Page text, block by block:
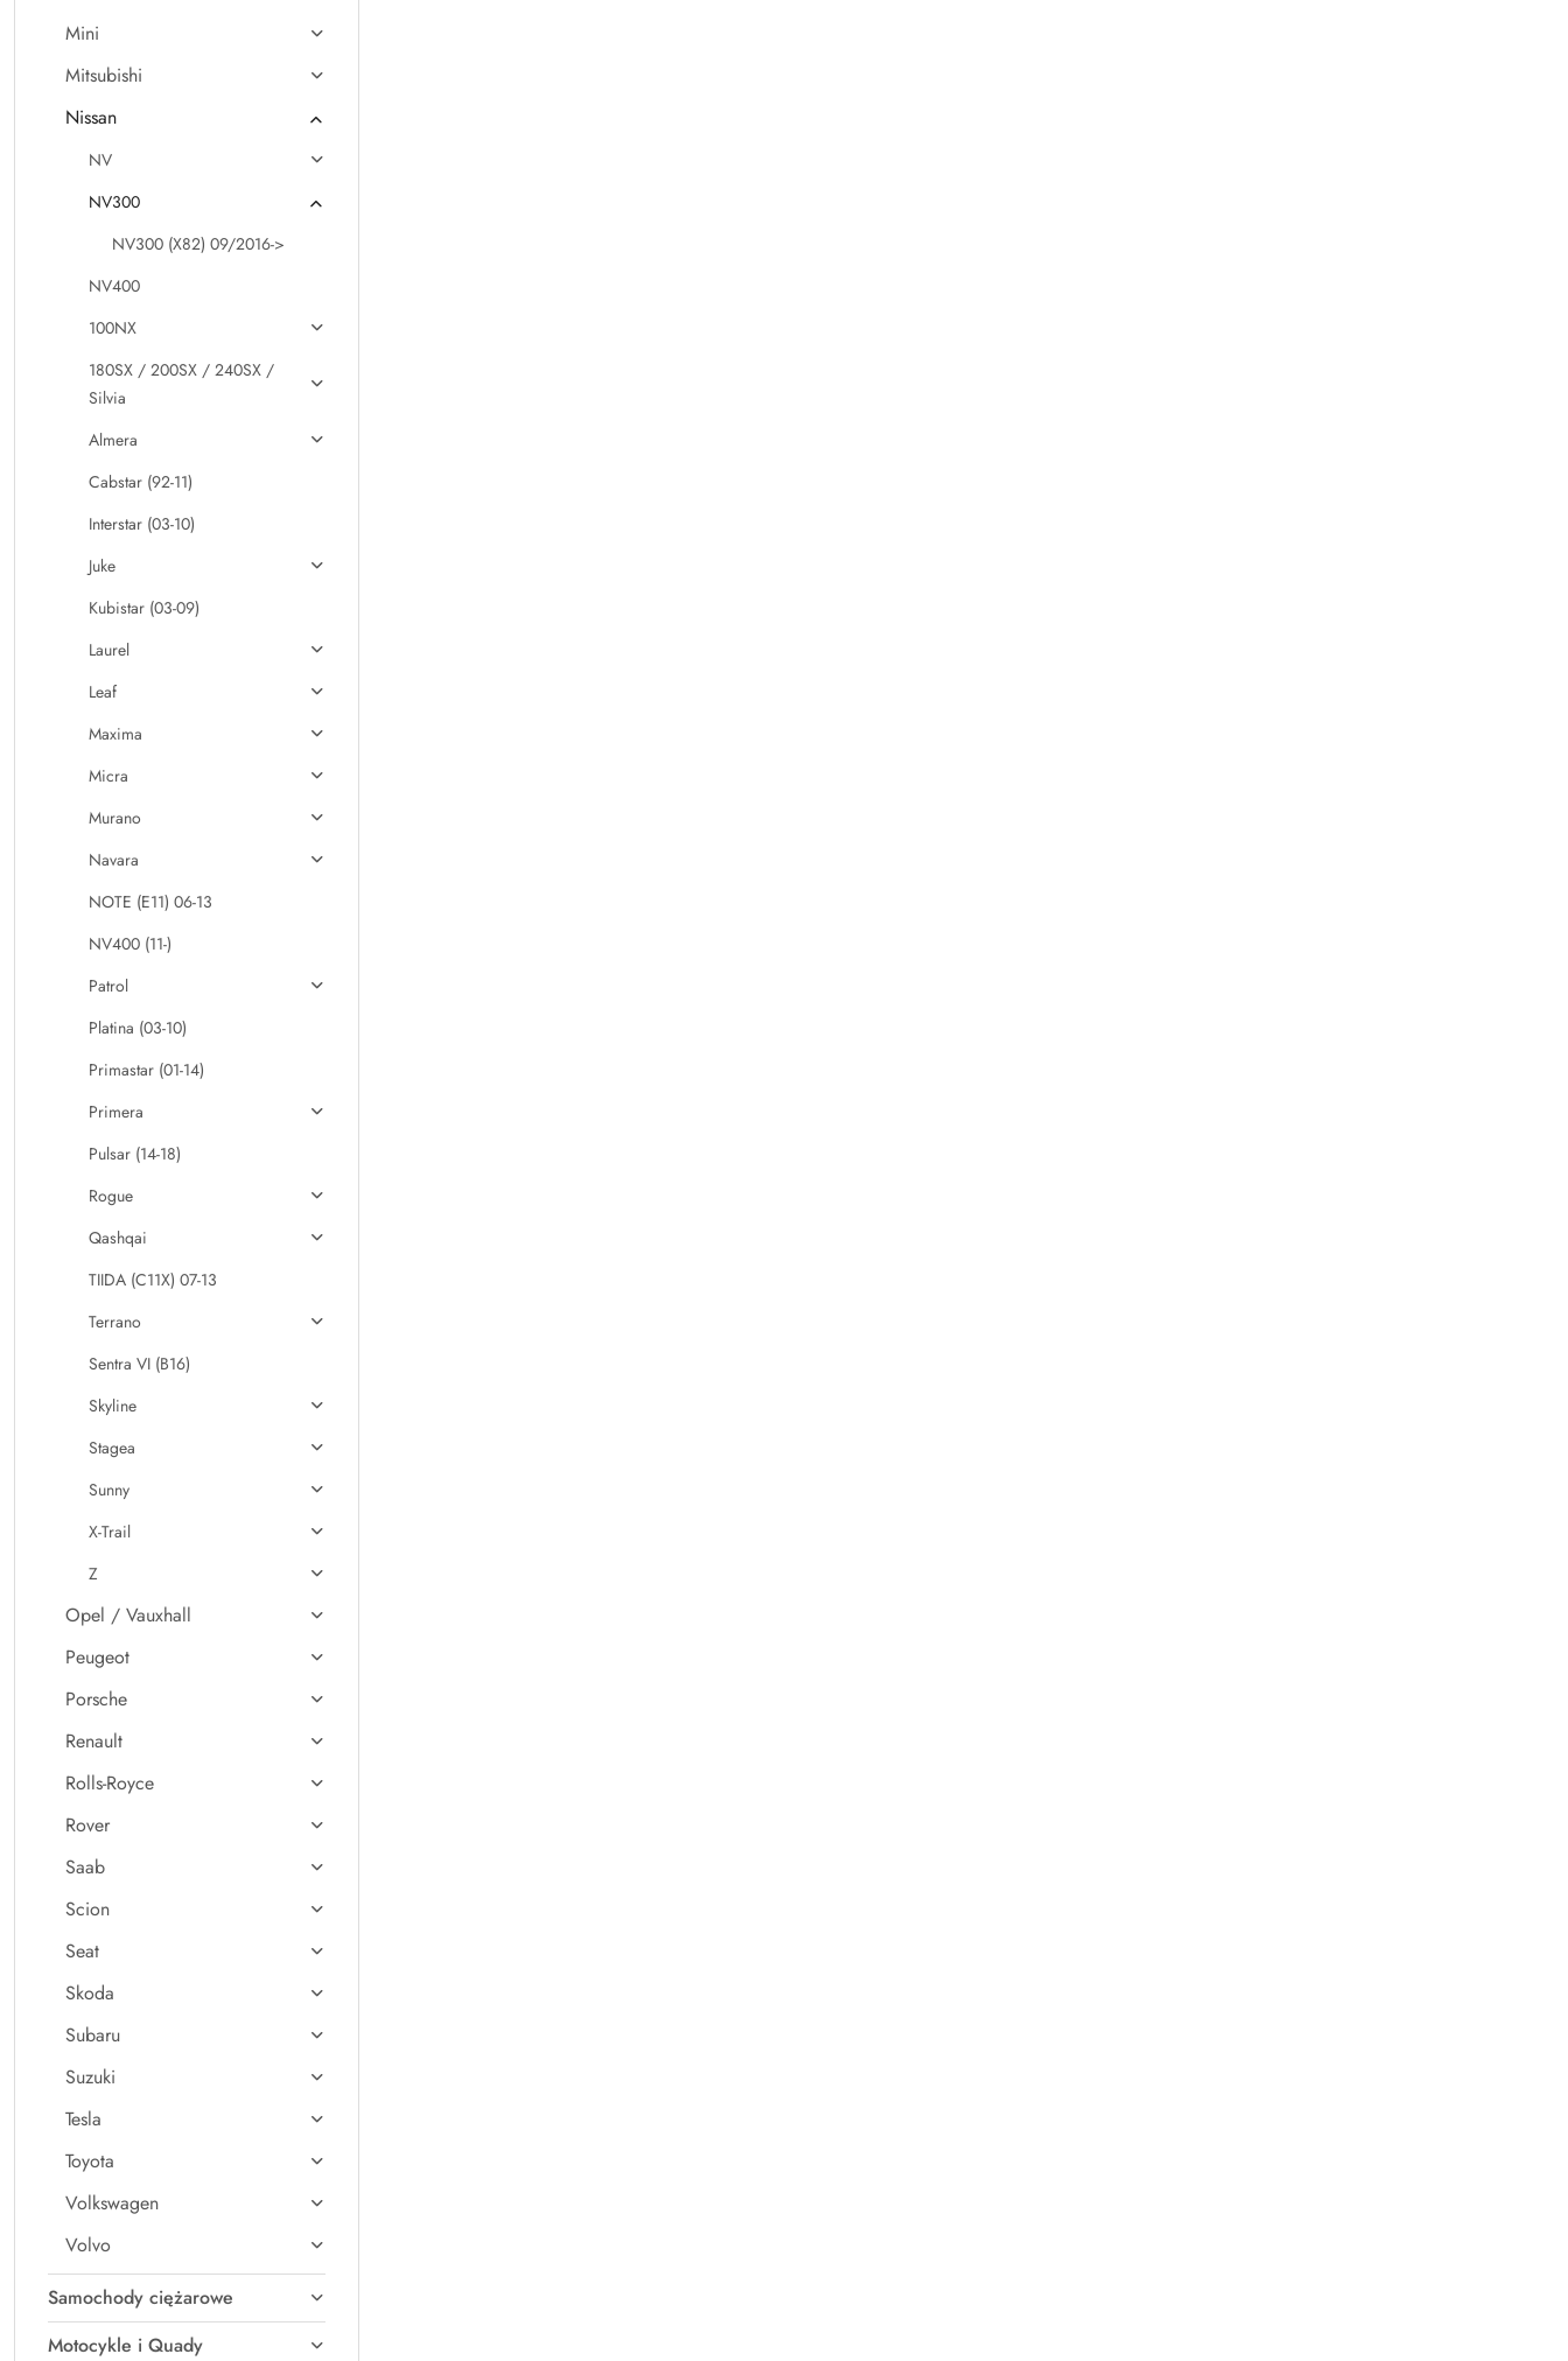
Mini
Mitsubishi
Nissan
NV
NV300
NV300 (X82) 09/2016->
NV400
100NX
180SX / 200SX / 240SX /
Silvia
Almera
Cabstar (92-11)
Interstar (03-10)
Juke
Kubistar (03-09)
Laurel
Leaf
Maxima
Micra
Murano
Navara
NOTE (E11) 06-13
NV400 (11-)
Patrol
Platina (03-10)
Primastar (01-14)
Primera
Pulsar (14-18)
Rogue
Qashqai
TIIDA (C11X) 07-13
Terrano
Sentra VI (B16)
Skyline
Stagea
Sunny
X-Trail
Z
Opel / Vauxhall
Peugeot
Porsche
Renault
Rolls-Royce
Rover
Saab
Scion
Seat
Skoda
Subaru
Suzuki
Tesla
Toyota
Volkswagen
Volvo
Samochody ciężarowe
Motocykle i Quady